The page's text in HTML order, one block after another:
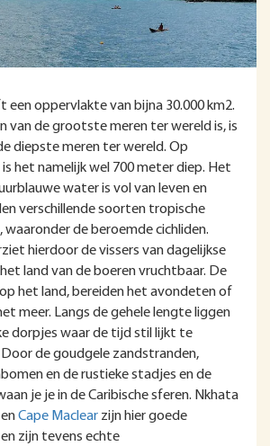
een oppervlakte van bijna 30.000 km2.
van de grootste meren ter wereld is, is
diepste meren ter wereld. Op
het namelijk wel 700 meter diep. Het
water is vol van leven en
verschillende soorten tropische
de beroemde cichliden.
hierdoor de vissers van dagelijkse
land van de boeren vruchtbaar. De
het land, bereiden het avondeten of
meer. Langs de gehele lengte liggen
dorpjes waar de tijd stil lijkt te
de goudgele zandstranden,
en de rustieke stadjes en de
je je in de Caribische sferen. Nkhata
Cape Maclear zijn hier goede
zijn tevens echte